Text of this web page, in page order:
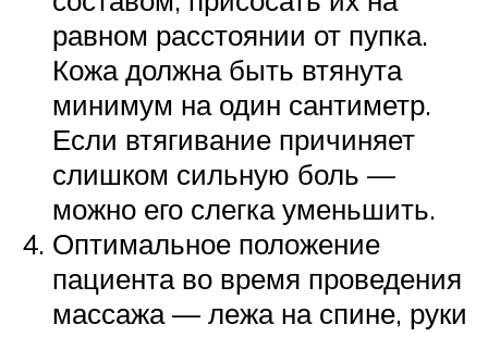
равном расстоянии от пупка.
Кожа должна быть втянута
минимум на один сантиметр.
Если втягивание причиняет
слишком сильную боль —
можно его слегка уменьшить.
Оптимальное положение
пациента во время проведения
массажа — лежа на спине, руки